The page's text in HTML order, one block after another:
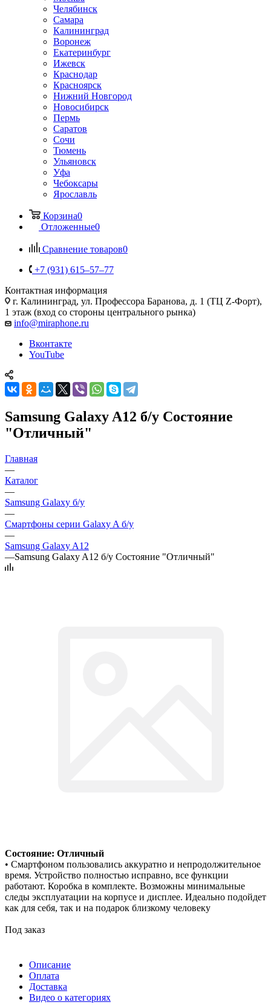
Челябинск
Самара
Калининград
Воронеж
Екатеринбург
Ижевск
Краснодар
Красноярск
Нижний Новгород
Новосибирск
Пермь
Саратов
Сочи
Тюмень
Ульяновск
Уфа
Чебоксары
Ярославль
Корзина0
Отложенные0
Сравнение товаров0
+7 (931) 615‒57‒77
Контактная информация
г. Калининград, ул. Профессора Баранова, д. 1 (ТЦ Z-Форт),
1 этаж (вход со стороны центрального рынка)
info@miraphone.ru
Вконтакте
YouTube
Samsung Galaxy A12 б/у Состояние
"Отличный"
Главная
—
Каталог
—
Samsung Galaxy б/у
—
Смартфоны серии Galaxy A б/у
—
Samsung Galaxy A12
—Samsung Galaxy A12 б/у Состояние "Отличный"
Состояние: Отличный
• Смартфоном пользовались аккуратно и непродолжительное
время. Устройство полностью исправно, все функции
работают. Коробка в комплекте. Возможны минимальные
следы эксплуатации на корпусе и дисплее. Идеально подойдет
как для себя, так и на подарок близкому человеку
Под заказ
Описание
Оплата
Доставка
Видео о категориях